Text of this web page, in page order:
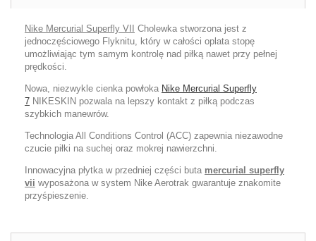
Nike Mercurial Superfly VII
Cholewka stworzona jest z
jednoczęściowego Flyknitu, który w całości oplata stopę
umożliwiając tym samym kontrolę nad piłką nawet przy pełnej
prędkości.
Nowa, niezwykle cienka powłoka Nike Mercurial Superfly
7 NIKESKIN pozwala na lepszy kontakt z piłką podczas
szybkich manewrów.
Technologia All Conditions Control (ACC) zapewnia niezawodne
czucie piłki na suchej oraz mokrej nawierzchni.
Innowacyjna płytka w przedniej części buta mercurial superfly
vii wyposażona w system Nike Aerotrak gwarantuje znakomite
przyśpieszenie.